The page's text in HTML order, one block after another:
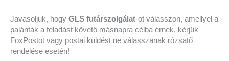
Javasoljuk, hogy GLS futárszolgálat-ot válasszon, amellyel a
palánták a feladást követő másnapra célba érnek, kérjük
FoxPostot vagy postai küldést ne válasszanak rózsatő
rendelése esetén!